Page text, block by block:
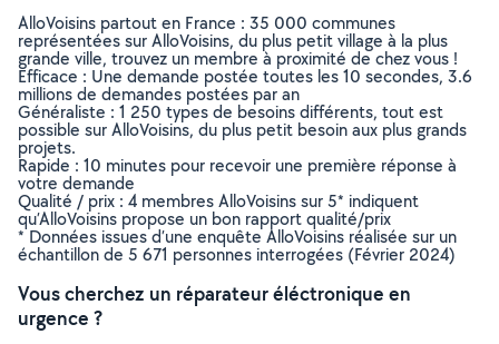
AlloVoisins partout en France : 35 000 communes
représentées sur AlloVoisins, du plus petit village à la plus
grande ville, trouvez un membre à proximité de chez vous !
Efficace : Une demande postée toutes les 10 secondes, 3.6
millions de demandes postées par an
Généraliste : 1 250 types de besoins différents, tout est
possible sur AlloVoisins, du plus petit besoin aux plus grands
projets.
Rapide : 10 minutes pour recevoir une première réponse à
votre demande
Qualité / prix : 4 membres AlloVoisins sur 5* indiquent
qu’AlloVoisins propose un bon rapport qualité/prix
* Données issues d’une enquête AlloVoisins réalisée sur un
échantillon de 5 671 personnes interrogées (Février 2024)
Vous cherchez un réparateur éléctronique en
urgence ?